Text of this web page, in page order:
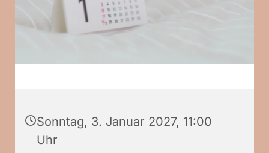
Sonntag, 3. Januar 2027, 11:00
Uhr